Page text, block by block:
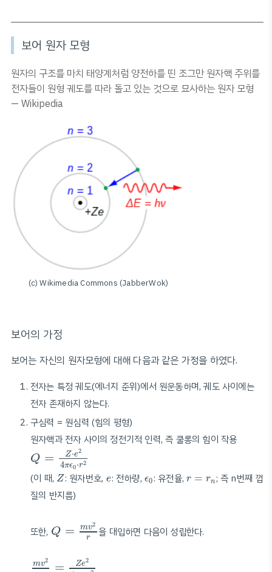
보어 원자 모형
원자의 구조를 마치 태양계처럼 양전하를 띤 조그만 원자핵 주위를
전자들이 원형 궤도를 따라 돌고 있는 것으로 묘사하는 원자 모형
— Wikipedia
(c) Wikimedia Commons (JabberWok)
보어의 가정
보어는 자신의 원자모형에 대해 다음과 같은 가정을 하였다.
전자는 특정 궤도(에너지 준위)에서 원운동하며, 궤도 사이에는
전자 존재하지 않는다.
구심력 = 원심력 (힘의 평형)
원자핵과 전자 사이의 정전기적 인력, 즉 쿨롱의 힘이 작용
Q = Z⋅e2
4πϵ0⋅r2
Q= Z ⋅ 2 4πϵ ⋅ 2
(이 때, Z
Z: 원자번호, e
e: 전하량, ϵ0
ϵ0: 유전율,r = rn
r=rn
; 즉 n번째 껍
질의 반지름)
또한, Q = mv2
r
2r
을 대입하면 다음이 성립한다.
mv2 = Ze2
mv2 24π